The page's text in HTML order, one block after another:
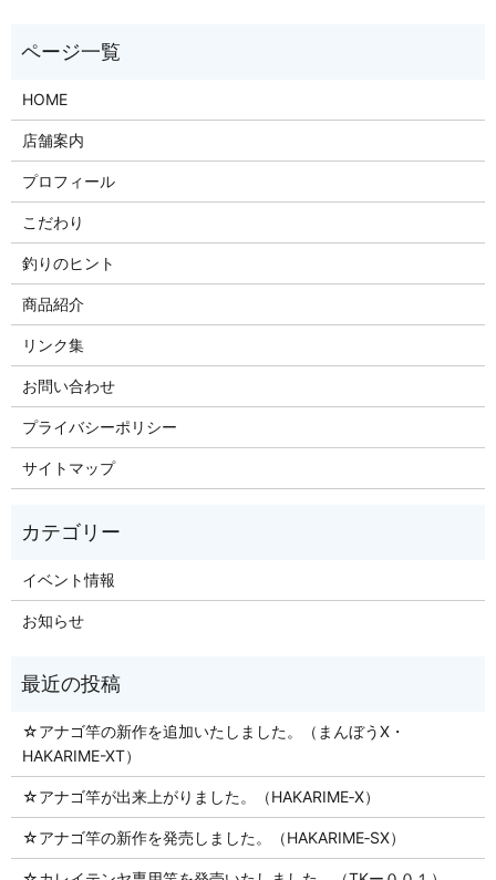
HOME
店舗案内
プロフィール
こだわり
釣りのヒント
商品紹介
リンク集
お問い合わせ
プライバシーポリシー
サイトマップ
イベント情報
お知らせ
☆アナゴ竿の新作を追加いたしました。（まんぼうX・
HAKARIME-XT）
☆アナゴ竿が出来上がりました。（HAKARIME‐X）
☆アナゴ竿の新作を発売しました。（HAKARIME‐SX）